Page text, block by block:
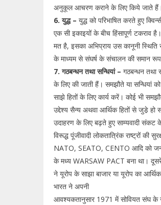
अनुकूल आचरण कराने के लिए किये जाते
6. युद्ध – युद्ध को परिभाषित करते हुए
एक सी इकाइयों के बीच हिंसापूर्ण टकराव
मत है, इसका अभिप्राय उस कानूनी
के माध्यम से संघर्ष के संचालन की समान रूप
7. गठबन्धन तथा सन्धियां – गठबन्धन तथा
के लिए की जाती हैं। समझौते या सन्धियां
साझे हितों के लिए कार्य करें। कोई भी
उद्देश्य सैन्य अथवा आर्थिक हितों से जुडे़ हो
उदाहरण के लिए बढ़ते हुए साम्यवादी संकट
विरूद्ध पूंजीवादी लोकतात्रिंक राष्ट्रों
NATO, SEATO, CENTO आदि को
के मध्य WARSAW PACT बना था।
ने यूरोप के साझा बाजार या यूरोप का
भारत ने अपनी
आवश्यकतानुसार 1971 में सोवियत संघ के